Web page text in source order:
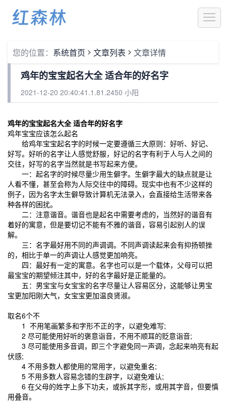
您的位置： 系统首页 > 文章列表 > 文章详情
鸡年的宝宝起名大全 适合年的好名字
2021-12-20 20:40:41.1.81.2450 小阳
鸡年的宝宝起名大全 适合年的好名字
鸡年宝宝应该怎么起名
给鸡年宝宝起名字的时候一定要遵循三大原则：好听、好记、
好写。好听的名字让人感觉舒服，好记的名字有利于人与人之间的
交往，好写的名字当然就是书写起来方便。
一：起名字的时候尽量少用生僻字。生僻字最大的缺点就是让
人看不懂，甚至会称为人际交往中的障碍。现实中也有不少这样的
例子，因为名字太生僻导致计算机无法录入，会直接给生活带来各
种各样的困扰。
二：注意谐音。谐音也是起名中需要考虑的，当然好的谐音有
着好的寓意，但是要切记不能有不雅的谐音，容易引起别人的误
解。
三：名字最好用不同的声调调。不同声调读起来会有抑扬顿挫
的，相比于单一的声调让人感觉更加响亮。
四：最好有一定的寓意。名字也可以是一个载体，父母可以把
最宝宝的期望倾注其中，好的名字最好是正能量的。
五：男宝宝与女宝宝的名字尽量让人容易区分，这能够让男宝
宝更加阳刚大气，女宝宝更加温良贤淑。
取名6个不
1 不用笔画繁多和字形不正的字，以避免难写;
2 尽可能使用好听的褒意诣音，不用不顺耳的贬意诣音;
3 尽可能使用多音调，即三个字避免同一声调，念起来响亮有起
伏感;
4 不用多数人都使用的常用字，以避免重名;
5 不用多数人容易念错的生辟字，以避免难认;
6 在父母的姓字上多下功夫，或拆其字形，或用其字音，但要慎
用叠音。